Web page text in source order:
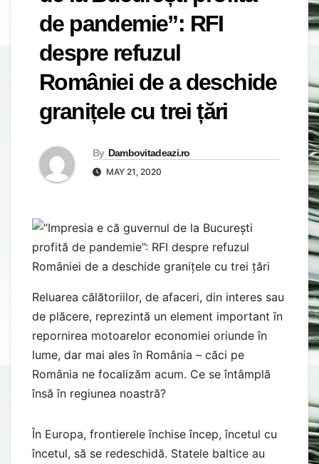
de pandemie”: RFI
despre refuzul
României de a deschide
granițele cu trei țări
By Dambovitadeazi.ro
MAY 21, 2020
Reluarea călătoriilor, de afaceri, din interes sau
de plăcere, reprezintă un element important în
repornirea motoarelor economiei oriunde în
lume, dar mai ales în România – căci pe
România ne focalizăm acum. Ce se întâmplă
însă în regiunea noastră?
În Europa, frontierele închise încep, încetul cu
încetul, să se redeschidă. Statele baltice au